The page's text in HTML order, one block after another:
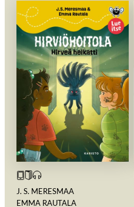
J. S. MERESMAA
EMMA RAUTALA